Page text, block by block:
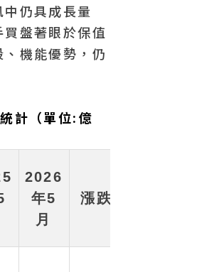
仍具成長量
盤著眼於保值
機能優勢，仍
計（單位:億
2026
年5
月
漲跌幅